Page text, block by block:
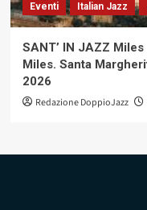
Eventi
Italian Jazz
SANT’ IN JAZZ
Miles. Santa
2026
Redazione DoppioJazz